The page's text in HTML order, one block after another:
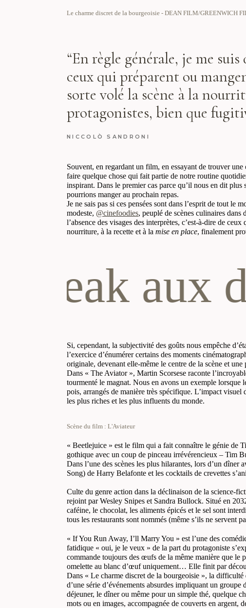
Le charme discret de la bourgeoisie - DEAN FILM/GREENWICH
“En règle générale, je me
ceux qui préparent ou
sorte volé la scène à la
protagonistes, bien que
NICCOLÒ SANDRONI
Souvent, en regardant un film, en essayant de trouver
faire quelque chose qui fait partie de notre routine
inspirant. Dans le premier cas parce qu’il nous en dit plus
pourrions manger au prochain repas.
Je ne sais pas si ces pensées sont dans l’esprit de tout le
modeste, @cinefoodies, peuplé de scènes culinaires
l’absence des visages des interprètes, c’est-à-dire de
nourriture, à la recette et à la mise en place, finalement
aux
Si, cependant, la subjectivité des goûts nous empêche
l’exercice d’énumérer certains des moments
originale, devenant elle-même le centre de la scène et
Dans « The Aviator », Martin Scorsese raconte
tourmenté le magnat. Nous en avons un exemple
pois, arrangés de manière très spécifique. L’impact
les plus riches et les plus influents du monde.
Scène du film : L'Aviateur
« Beetlejuice » est le film qui a fait connaître le génie de
gothique avec un coup de pinceau irrévérencieux – Tim
Dans l’une des scènes les plus hilarantes, lors d’un
Song) de Harry Belafonte et les cocktails de crevettes
Culte du genre action dans la déclinaison de la science-
rejoint par Wesley Snipes et Sandra Bullock. Situé en
caféine, le chocolat, les aliments épicés et le sel sont
tous les restaurants sont nommés (même s’ils ne servent
« If You Run Away, I’ll Marry You » est l’une des
fatidique « oui, je le veux » de la part du protagoniste
commande toujours des œufs de la même manière que le
omelette au blanc d’œuf uniquement… Elle finit par
Dans « Le charme discret de la bourgeoisie », la
d’une série d’événements absurdes impliquant un
déjeuner, le dîner ou même pour un simple thé, quelque
mots ou en images, accompagnée de couverts en argent,